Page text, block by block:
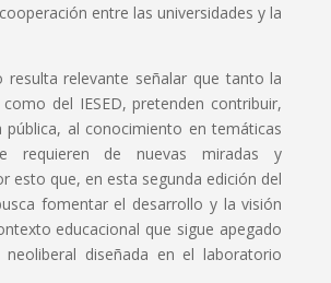
entre las universidades y la
resulta relevante señalar que tanto la
del IESED, pretenden contribuir,
pública, al conocimiento en temáticas
requieren de nuevas miradas y
esto que, en esta segunda edición del
fomentar el desarrollo y la visión
educacional que sigue apegado
diseñada en el laboratorio